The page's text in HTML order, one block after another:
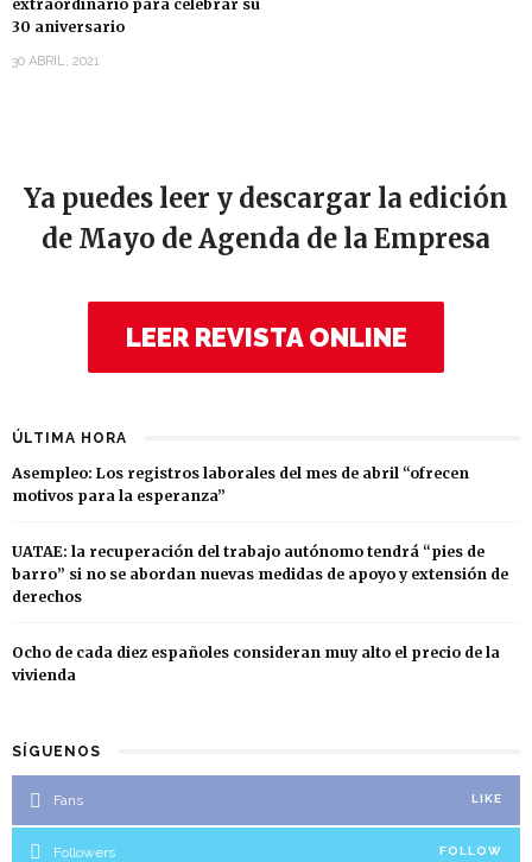
extraordinario para celebrar su
30 aniversario
30 ABRIL, 2021
Ya puedes leer y descargar la edición
de Mayo de Agenda de la Empresa
LEER REVISTA ONLINE
ÚLTIMA HORA
Asempleo: Los registros laborales del mes de abril “ofrecen
motivos para la esperanza”
UATAE: la recuperación del trabajo autónomo tendrá “pies de
barro” si no se abordan nuevas medidas de apoyo y extensión de
derechos
Ocho de cada diez españoles consideran muy alto el precio de la
vivienda
SÍGUENOS
Fans LIKE
Followers FOLLOW